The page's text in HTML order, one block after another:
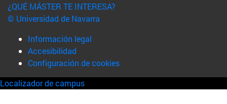
¿QUÉ MÁSTER TE INTERESA?
© Universidad de Navarra
Información legal
Accesibilidad
Configuración de cookies
Localizador de campus